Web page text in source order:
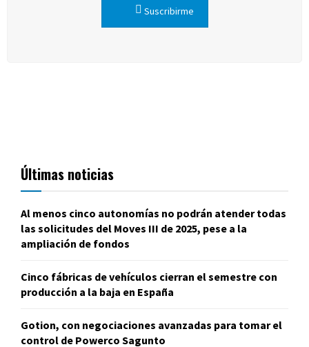
Suscribirme
Últimas noticias
Al menos cinco autonomías no podrán atender todas
las solicitudes del Moves III de 2025, pese a la
ampliación de fondos
Cinco fábricas de vehículos cierran el semestre con
producción a la baja en España
Gotion, con negociaciones avanzadas para tomar el
control de Powerco Sagunto